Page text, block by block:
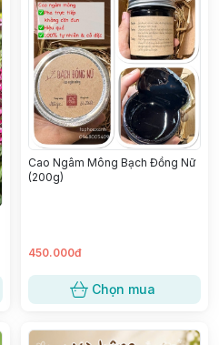
Cao Ngâm Mông Bạch Đồng Nữ
(200g)
450.000đ
Chọn mua